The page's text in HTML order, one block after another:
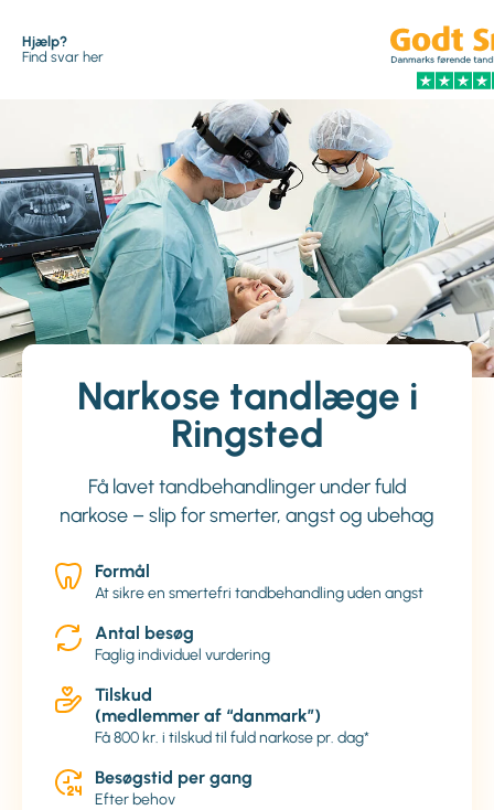
Hjælp?
Find svar her
Narkose tandlæge i
Ringsted
Få lavet tandbehandlinger under fuld
narkose – slip for smerter, angst og ubehag
Formål
At sikre en smertefri tandbehandling uden angst
Antal besøg
Faglig individuel vurdering
Tilskud
(medlemmer af “danmark”)
Få 800 kr. i tilskud til fuld narkose pr. dag*
Besøgstid per gang
Efter behov